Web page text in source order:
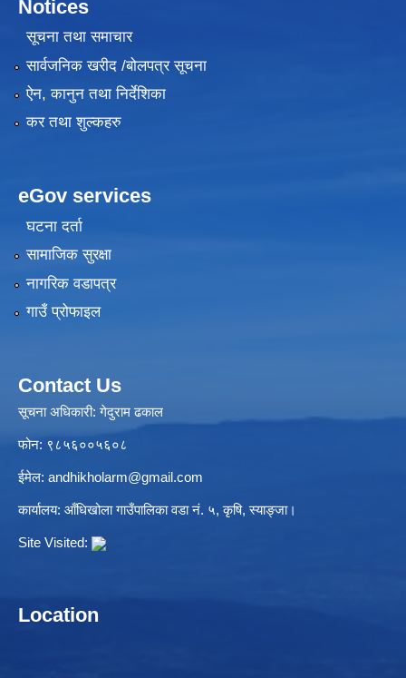
Notices
सूचना तथा समाचार
सार्वजनिक खरीद /बोलपत्र सूचना
ऐन, कानुन तथा निर्देशिका
कर तथा शुल्कहरु
eGov services
घटना दर्ता
सामाजिक सुरक्षा
नागरिक वडापत्र
गाउँ प्रोफाइल
Contact Us
सूचना अधिकारी: गेदुराम ढकाल
फोन: ९८५६००५६०८
ईमेल: andhikholarm@gmail.com
कार्यालय: आँधिखोला गाउँपालिका वडा नं. ५, कृषि, स्याङ्जा।
Site Visited:
Location